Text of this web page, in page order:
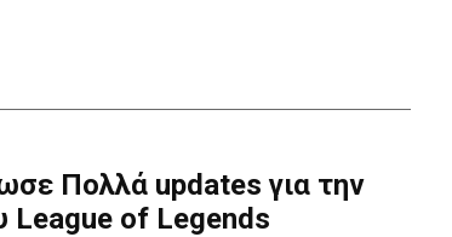
Πολλά updates για την
League of Legends